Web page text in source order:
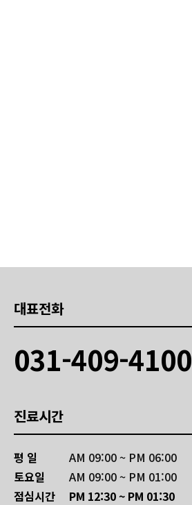
대표전화
031-409-4100
진료시간
평 일
AM 09:00 ~ PM 06:00
토요일
AM 09:00 ~ PM 01:00
점심시간
PM 12:30 ~ PM 01:30